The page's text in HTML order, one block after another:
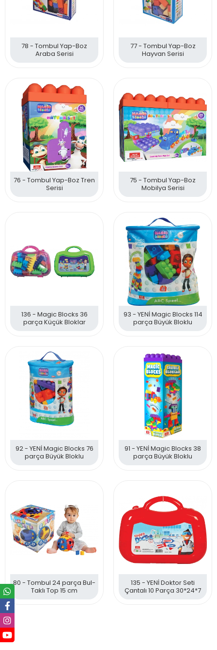
78 - Tombul Yap-Boz
Araba Serisi
77 - Tombul Yap-Boz
Hayvan Serisi
76 - Tombul Yap-Boz Tren
Serisi
75 - Tombul Yap-Boz
Mobilya Serisi
136 - Magic Blocks 36
parça Küçük Bloklar
93 - YENİ Magic Blocks 114
parça Büyük Bloklu
92 - YENİ Magic Blocks 76
parça Büyük Bloklu
91 - YENİ Magic Blocks 38
parça Büyük Bloklu
80 - Tombul 24 parça Bul-
Taklı Top 15 cm
135 - YENİ Doktor Seti
Çantalı 10 Parça 30*24*7